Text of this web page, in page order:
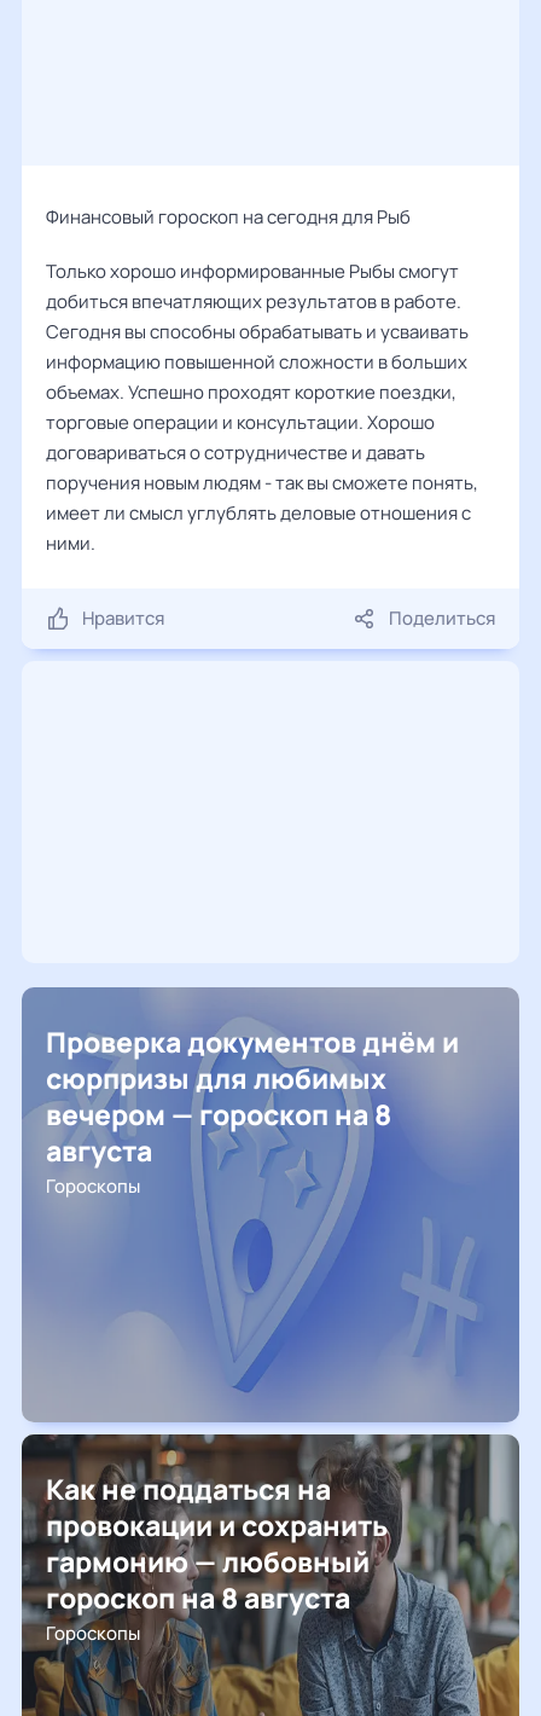
Финансовый гороскоп на сегодня для Рыб
Только хорошо информированные Рыбы смогут
добиться впечатляющих результатов в работе.
Сегодня вы способны обрабатывать и усваивать
информацию повышенной сложности в больших
объемах. Успешно проходят короткие поездки,
торговые операции и консультации. Хорошо
договариваться о сотрудничестве и давать
поручения новым людям - так вы сможете понять,
имеет ли смысл углублять деловые отношения с
ними.
Нравится Поделиться
Проверка документов днём и
сюрпризы для любимых
вечером — гороскоп на 8
августа
Гороскопы
Как не поддаться на
провокации и сохранить
гармонию — любовный
гороскоп на 8 августа
Гороскопы